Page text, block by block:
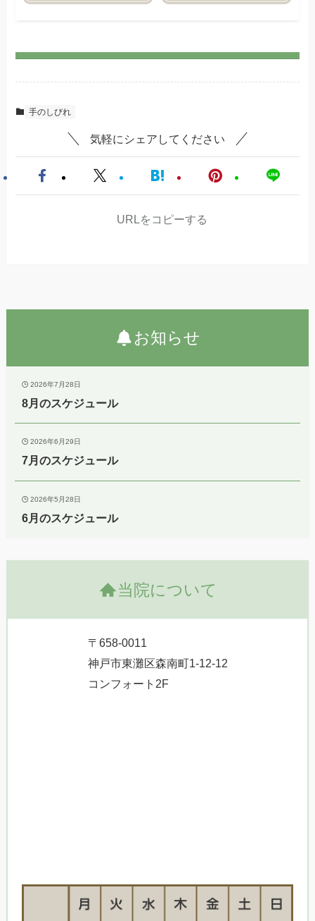
手のしびれ
気軽にシェアしてください
URLをコピーする
お知らせ
2026年7月28日
8月のスケジュール
2026年6月29日
7月のスケジュール
2026年5月28日
6月のスケジュール
当院について
〒658-0011
神戸市東灘区森南町1-12-12
コンフォート2F